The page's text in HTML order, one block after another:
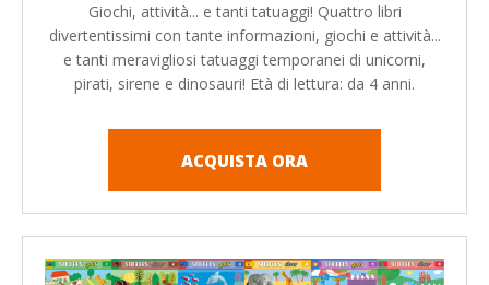
Giochi, attività... e tanti tatuaggi! Quattro libri
divertentissimi con tante informazioni, giochi e attività...
e tanti meravigliosi tatuaggi temporanei di unicorni,
pirati, sirene e dinosauri! Età di lettura: da 4 anni.
ACQUISTA ORA